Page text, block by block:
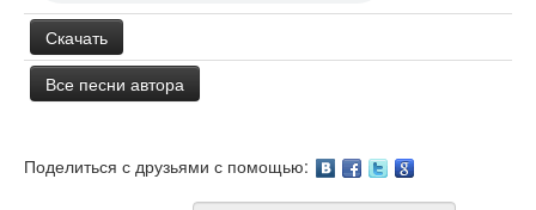
Скачать
Все песни автора
Поделиться с друзьями с помощью: